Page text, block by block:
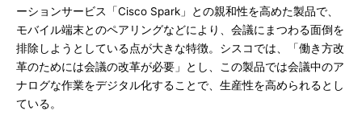
ーションサービス「Cisco Spark」との親和性を高めた製品で、
モバイル端末とのペアリングなどにより、会議にまつわる面倒を
排除しようとしている点が大きな特徴。シスコでは、「働き方改
革のためには会議の改革が必要」とし、この製品では会議中のア
ナログな作業をデジタル化することで、生産性を高められるとし
ている。